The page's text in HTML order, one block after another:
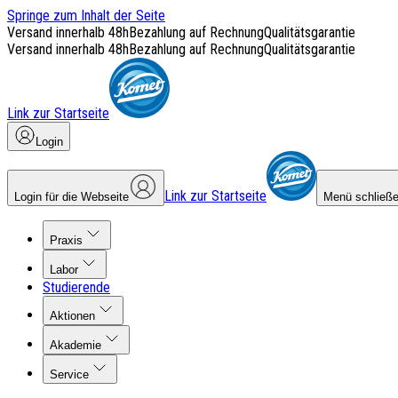
Springe zum Inhalt der Seite
Versand innerhalb 48hBezahlung auf RechnungQualitätsgarantie
Versand innerhalb 48hBezahlung auf RechnungQualitätsgarantie
Link zur Startseite
Login
Login für die Webseite Link zur Startseite Menü
Praxis
Labor
Studierende
Aktionen
Akademie
Service